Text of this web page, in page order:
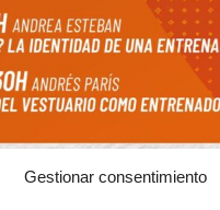
Gestionar consentimiento